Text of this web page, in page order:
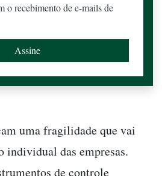
o recebimento de e-mails de
uma fragilidade que vai
individual das empresas.
de controle